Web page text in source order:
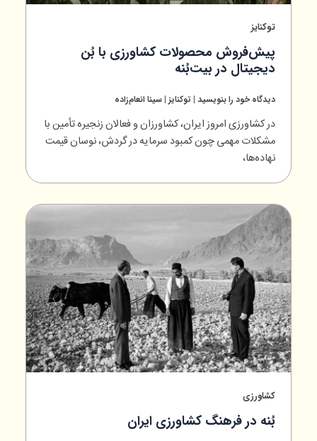
توکنایز
پیش‌فروش محصولات کشاورزی با بُن
دیجیتال در بیت‌بُنه
دیدگاه‌ خود را بنویسید | توکنایز| سینا انعام‌زاده
در کشاورزی امروز ایران، کشاورزان و فعالان زنجیره تأمین با
مشکلات مهمی چون کمبود سرمایه در گردش، نوسان قیمت
نهاده‌ها،
کشاورزی
بُنه‌ در فرهنگ کشاورزی ایران